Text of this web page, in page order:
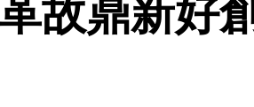
故鼎新好